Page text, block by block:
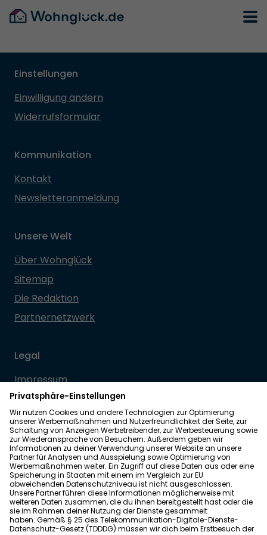
Einstellungen
Einwilligung ändern
Widerrufsformular
Kommunikation
Kontakt
Newsletteranmeldung
Unsere Welt
Über Wohnglück
Sitemap
Die Redaktion
Partnernetzwerk
Legal
Impressum
Datenschutz
Allgemeine Geschäftsbedingungen
Barrierefreiheit